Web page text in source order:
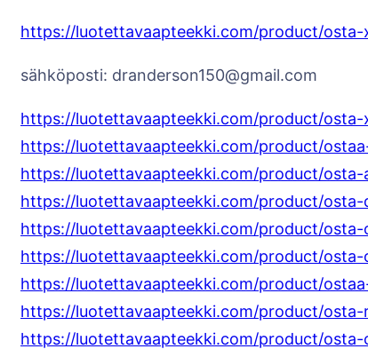
https://luotettavaapteekki.com/product/osta-
sähköposti: dranderson150@gmail.com
https://luotettavaapteekki.com/product/osta-
https://luotettavaapteekki.com/product/
https://luotettavaapteekki.com/product/osta-
https://luotettavaapteekki.com/product/osta-
https://luotettavaapteekki.com/product/
https://luotettavaapteekki.com/product/
https://luotettavaapteekki.com/product/
https://luotettavaapteekki.com/product/
https://luotettavaapteekki.com/product/